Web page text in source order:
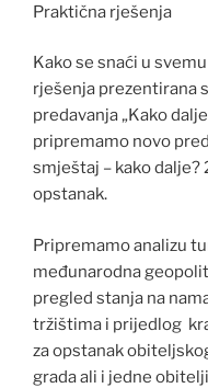
Praktična rješenja
Kako se snaći u
rješenja prezentirana
predavanja „Kako
pripremamo novo
smještaj – kako dalje?
opstanak.
Pripremamo analizu
međunarodna
pregled stanja na
tržištima i prijedlog
za opstanak
grada ali i jedne